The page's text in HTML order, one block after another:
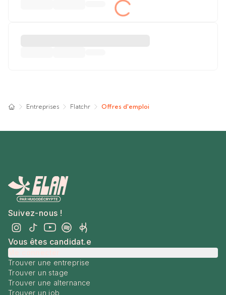
Entreprises Flatchr Offres d'emploi
Suivez-nous !
Vous êtes candidat.e
Trouver une entreprise
Trouver un stage
Trouver une alternance
Trouver un job